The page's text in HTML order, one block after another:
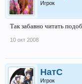
Игрок
Так забавно читать
10 окт 2008
НатС
Игрок